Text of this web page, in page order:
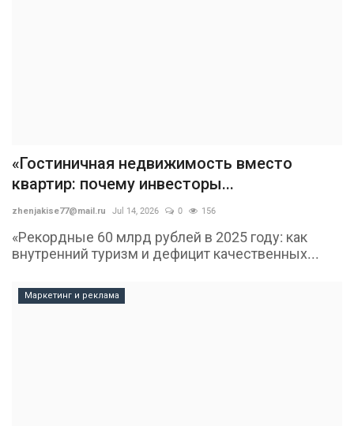
«Гостиничная недвижимость вместо
квартир: почему инвесторы...
zhenjakise77@mail.ru Jul 14, 2026 0 156
«Рекордные 60 млрд рублей в 2025 году: как
внутренний туризм и дефицит качественных...
Маркетинг и реклама